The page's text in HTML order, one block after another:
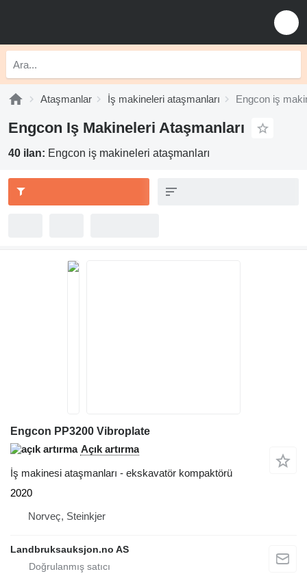
Ataşmanlar İş makineleri ataşmanları Engcon iş
Engcon Iş Makineleri Ataşmanları
40 ilan: Engcon iş makineleri ataşmanları
Engcon PP3200 Vibroplate
Açık artırma
İş makinesi ataşmanları - ekskavatör kompaktörü
2020
Norveç, Steinkjer
Landbruksauksjon.no AS